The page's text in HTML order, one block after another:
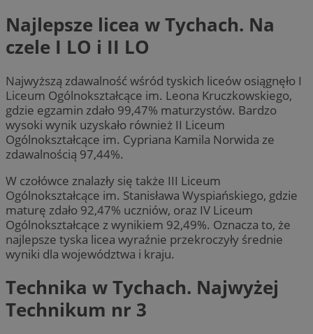
Najlepsze licea w Tychach. Na
czele I LO i II LO
Najwyższą zdawalność wśród tyskich liceów osiągnęło I
Liceum Ogólnokształcące im. Leona Kruczkowskiego,
gdzie egzamin zdało 99,47% maturzystów. Bardzo
wysoki wynik uzyskało również II Liceum
Ogólnokształcące im. Cypriana Kamila Norwida ze
zdawalnością 97,44%.
W czołówce znalazły się także III Liceum
Ogólnokształcące im. Stanisława Wyspiańskiego, gdzie
maturę zdało 92,47% uczniów, oraz IV Liceum
Ogólnokształcące z wynikiem 92,49%. Oznacza to, że
najlepsze tyska licea wyraźnie przekroczyły średnie
wyniki dla województwa i kraju.
Technika w Tychach. Najwyżej
Technikum nr 3